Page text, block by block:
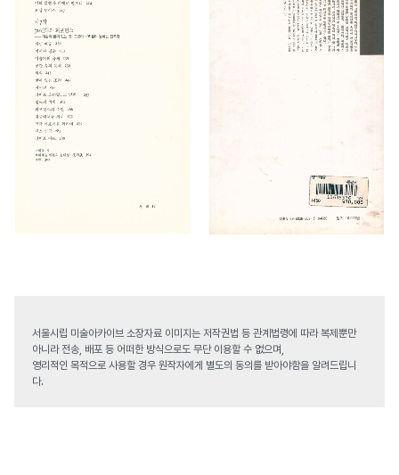
서울시립 미술아카이브 소장자료 이미지는 저작권법 등 관계법령에 따라 복제뿐만
아니라 전송, 배포 등 어떠한 방식으로도 무단 이용할 수 없으며,
영리적인 목적으로 사용할 경우 원작자에게 별도의 동의를 받아야함을 알려드립니
다.